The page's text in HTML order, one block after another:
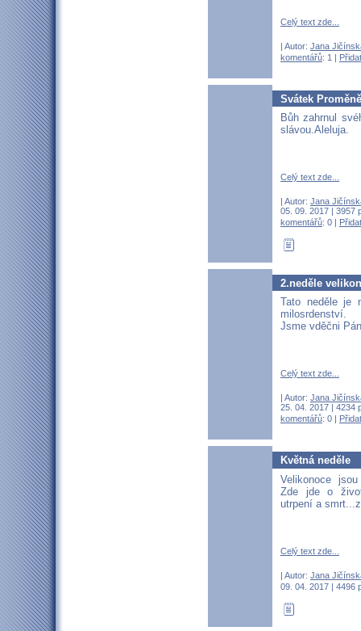
Celý text zde...
| Autor: Jana
komentářů: 1 |
Svátek
Bůh zahrnul
slávou.Aleluja.
Celý text zde...
| Autor: Jana
05. 09. 2017 | 3957
komentářů: 0 |
2.neděle
Tato neděle je
milosrdenství.
Jsme vděčni
Celý text zde...
| Autor: Jana
25. 04. 2017 | 4234
komentářů: 0 |
Květná neděle
Velikonoce
Zde jde o
utrpení a
Celý text zde...
| Autor: Jana
09. 04. 2017 | 4496